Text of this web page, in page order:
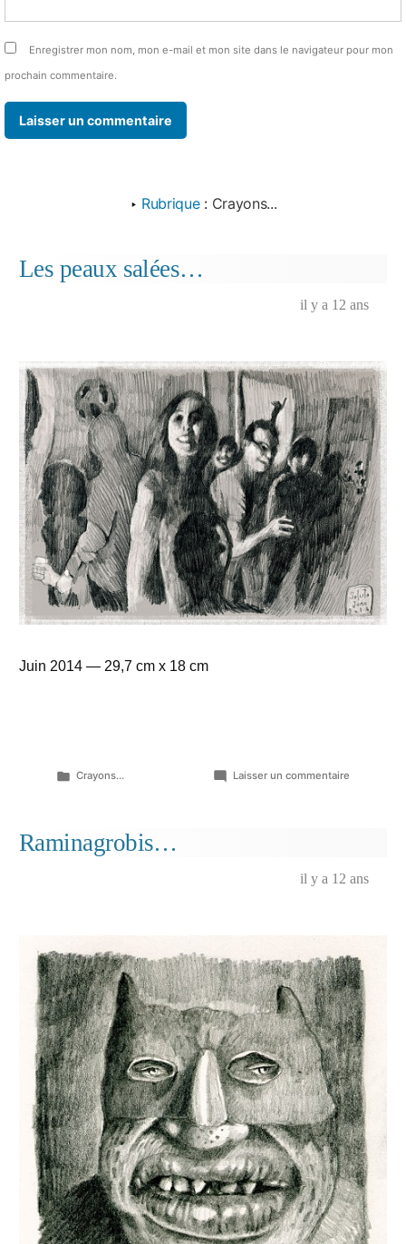
Enregistrer mon nom, mon e-mail et mon site dans le navigateur pour mon
prochain commentaire.
‣ Rubrique : Crayons...
Les peaux salées…
il y a 12 ans
Juin 2014 — 29,7 cm x 18 cm
Publié
Crayons... Laisser un commentairesur
Raminagrobis…
il y a 12 ans